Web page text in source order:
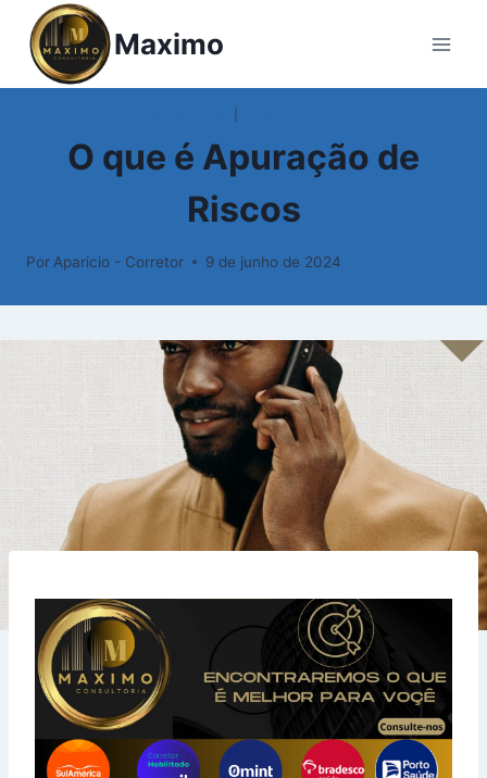
Pular
para
Maximo
O que é Apuração de
Riscos
Por Aparicio - Corretor 9 de junho de 2024